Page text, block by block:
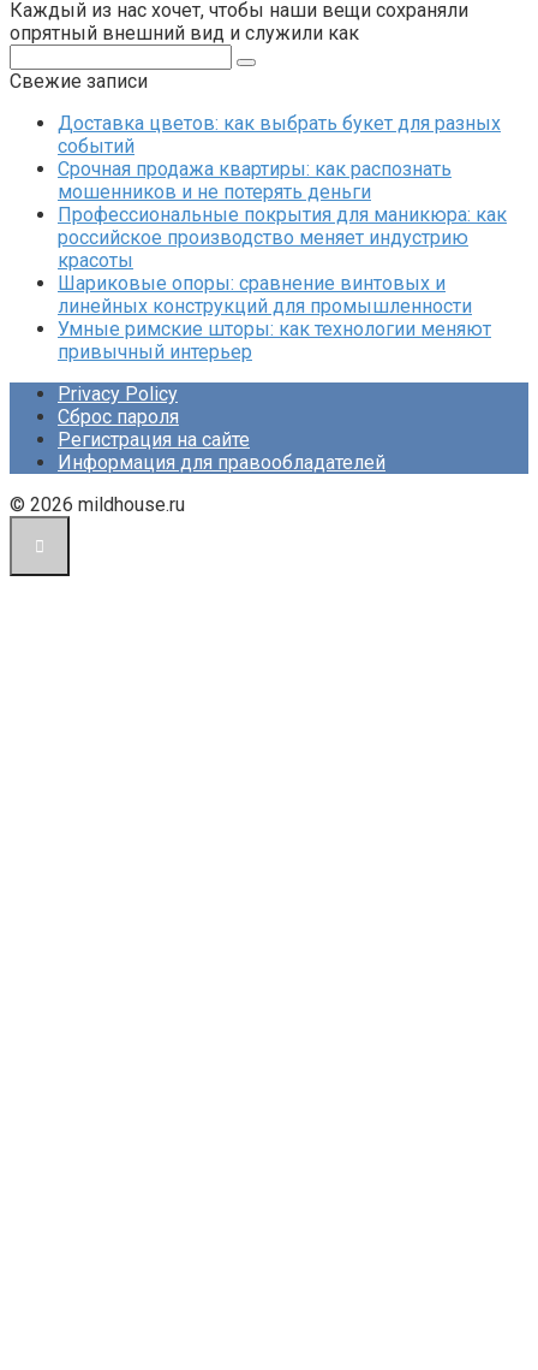
Каждый из нас хочет, чтобы наши вещи сохраняли
опрятный внешний вид и служили как
Свежие записи
Доставка цветов: как выбрать букет для разных
событий
Срочная продажа квартиры: как распознать
мошенников и не потерять деньги
Профессиональные покрытия для маникюра: как
российское производство меняет индустрию
красоты
Шариковые опоры: сравнение винтовых и
линейных конструкций для промышленности
Умные римские шторы: как технологии меняют
привычный интерьер
Privacy Policy
Сброс пароля
Регистрация на сайте
Информация для правообладателей
© 2026 mildhouse.ru